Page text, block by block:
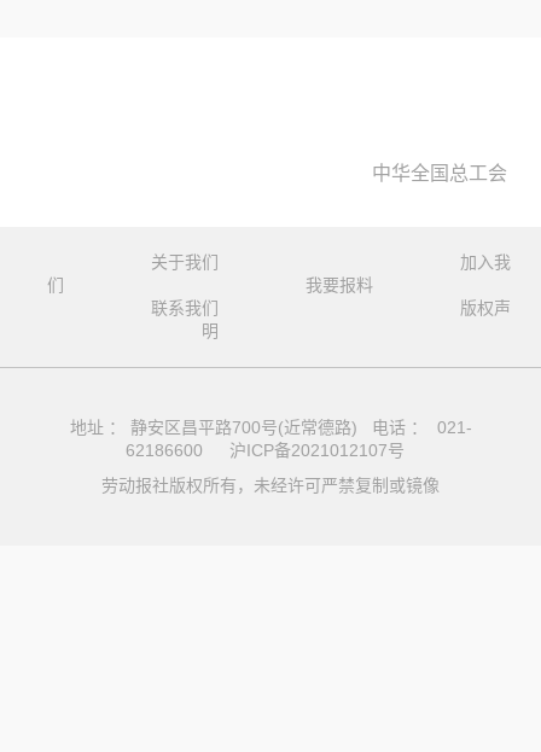
中华全国总工会
关于我们
加入我
们
我要报料
联系我们
版权声
明
地址 ： 静安区昌平路700号(近常德路) 电话 ： 021-
62186600
沪ICP备2021012107号
劳动报社版权所有，未经许可严禁复制或镜像